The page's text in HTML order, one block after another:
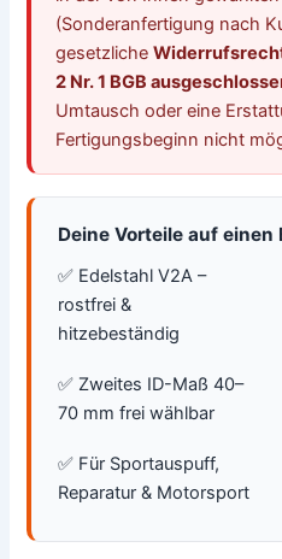
(Sonderanfertigung nach
gesetzliche
2 Nr. 1 BGB
Umtausch oder eine
Fertigungsbeginn nicht
Deine Vorteile auf einen
✅ Edelstahl V2A –
rostfrei &
hitzebeständig
✅ Zweites ID-Maß 40–
70 mm frei wählbar
✅ Für Sportauspuff,
Reparatur & Motorsport